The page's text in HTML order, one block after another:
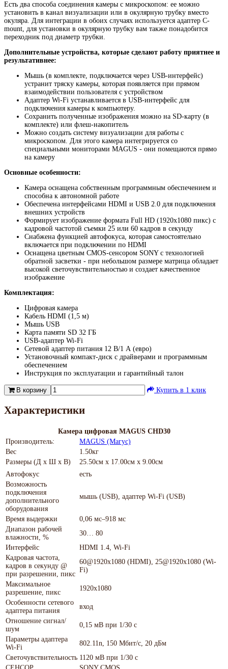
Есть два способа соединения камеры с микроскопом: ее можно
установить в канал визуализации или в окулярную трубку вместо
окуляра. Для интеграции в обоих случаях используется адаптер C-
mount, для установки в окулярную трубку вам также понадобится
переходник под диаметр трубки.
Дополнительные устройства, которые сделают работу приятнее и
результативнее:
Мышь (в комплекте, подключается через USB-интерфейс)
устранит тряску камеры, которая появляется при прямом
взаимодействии пользователя с устройством
Адаптер Wi-Fi устанавливается в USB-интерфейс для
подключения камеры к компьютеру.
Сохранить полученные изображения можно на SD-карту (в
комплекте) или флеш-накопитель
Можно создать систему визуализации для работы с
микроскопом. Для этого камера интегрируется со
специальными мониторами MAGUS - они помещаются прямо
на камеру
Основные особенности:
Камера оснащена собственным программным обеспечением и
способна к автономной работе
Обеспечена интерфейсами HDMI и USB 2.0 для подключения
внешних устройств
Формирует изображение формата Full HD (1920x1080 пикс) с
кадровой частотой съемки 25 или 60 кадров в секунду
Снабжена функцией автофокуса, которая самостоятельно
включается при подключении по HDMI
Оснащена цветным CMOS-сенсором SONY с технологией
обратной засветки - при небольшом размере матрица обладает
высокой светочувствительностью и создает качественное
изображение
Комплектация:
Цифровая камера
Кабель HDMI (1,5 м)
Мышь USB
Карта памяти SD 32 ГБ
USB-адаптер Wi-Fi
Сетевой адаптер питания 12 В/1 А (евро)
Установочный компакт-диск с драйверами и программным
обеспечением
Инструкция по эксплуатации и гарантийный талон
В корзину Купить в 1 клик
Характеристики
Камера цифровая MAGUS CHD30
Производитель:
MAGUS (Магус)
Вес
1.50кг
Размеры (Д х Ш х В)
25.50см x 17.00см x 9.00см
Автофокус
есть
Возможность
подключения
дополнительного
оборудования
мышь (USB), адаптер Wi-Fi (USB)
Время выдержки
0,06 мс–918 мс
Диапазон рабочей
влажности, %
30… 80
Интерфейс
HDMI 1.4, Wi-Fi
Кадровая частота,
кадров в секунду @
при разрешении, пикс
60@1920х1080 (HDMI), 25@1920х1080 (Wi-
Fi)
Максимальное
разрешение, пикс
1920х1080
Особенности сетевого
адаптера питания
вход
Отношение сигнал/
шум
0,15 мВ при 1/30 с
Параметры адаптера
Wi-Fi
802.11n, 150 Мбит/с, 20 дБм
Светочувствительность 1120 мВ при 1/30 с